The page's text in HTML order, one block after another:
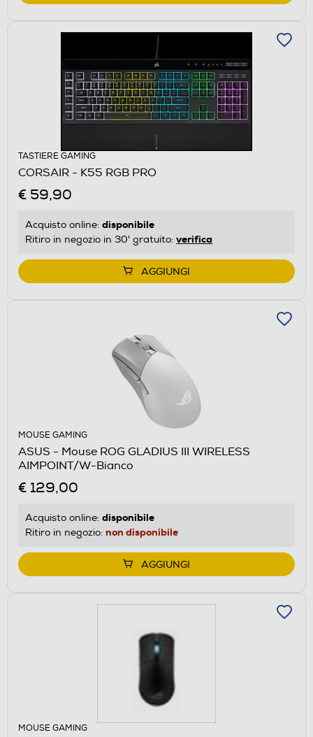
TASTIERE GAMING
CORSAIR - K55 RGB PRO
€ 59,90
Acquisto online: disponibile
Ritiro in negozio in 30' gratuito: verifica
AGGIUNGI
MOUSE GAMING
ASUS - Mouse ROG GLADIUS III WIRELESS
AIMPOINT/W-Bianco
€ 129,00
Acquisto online: disponibile
Ritiro in negozio: non disponibile
AGGIUNGI
MOUSE GAMING